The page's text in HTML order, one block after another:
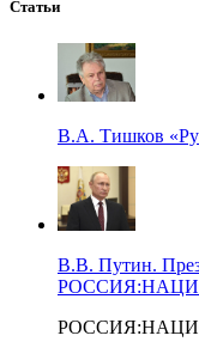
Статьи
В.А. Тишков
В.В. Путин.